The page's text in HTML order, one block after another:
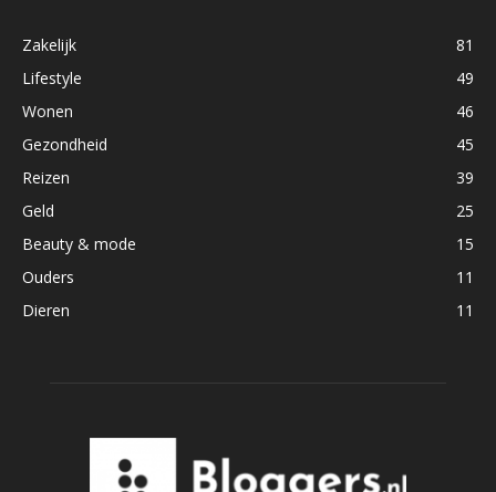
Zakelijk
81
Lifestyle
49
Wonen
46
Gezondheid
45
Reizen
39
Geld
25
Beauty & mode
15
Ouders
11
Dieren
11